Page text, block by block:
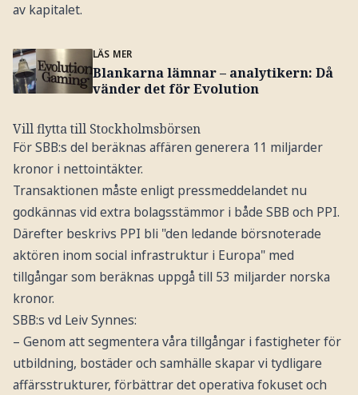
av kapitalet.
LÄS MER
Blankarna lämnar – analytikern: Då
vänder det för Evolution
Vill flytta till Stockholmsbörsen
För SBB:s del beräknas affären generera 11 miljarder
kronor i nettointäkter.
Transaktionen måste enligt pressmeddelandet nu
godkännas vid extra bolagsstämmor i både SBB och PPI.
Därefter beskrivs PPI bli "den ledande börsnoterade
aktören inom social infrastruktur i Europa" med
tillgångar som beräknas uppgå till 53 miljarder norska
kronor.
SBB:s vd Leiv Synnes:
– Genom att segmentera våra tillgångar i fastigheter för
utbildning, bostäder och samhälle skapar vi tydligare
affärsstrukturer, förbättrar det operativa fokuset och